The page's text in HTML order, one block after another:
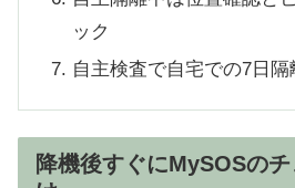
ック
自主検査で自宅での7日
降機後すぐにMySOSの